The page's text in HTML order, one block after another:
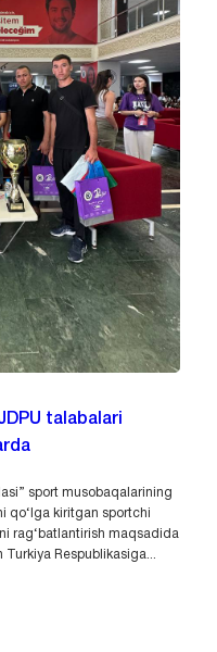
talabalari
sport musobaqalarining
qo‘lga kiritgan sportchi
rag‘batlantirish maqsadida
Respublikasiga...